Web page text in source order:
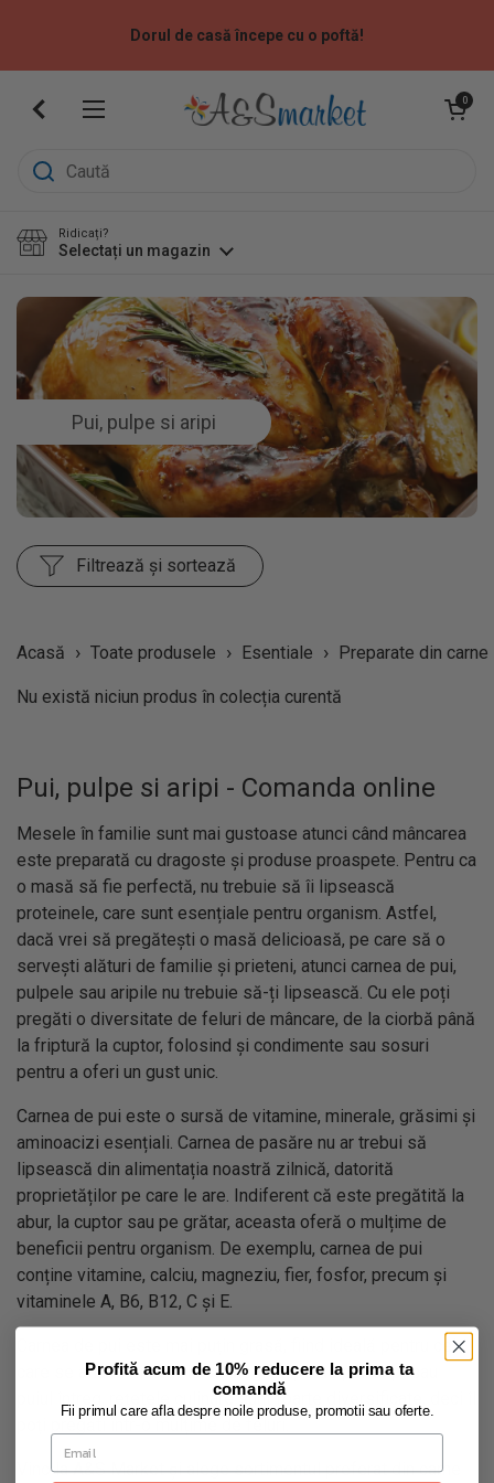
Dorul de casă începe cu o poftă!
Deschide meniu
Deschide
0
Ridicați?
Selectați un magazin
Pui, pulpe si aripi
Filtrează și sortează
Acasă › Toate produsele › Esentiale › Preparate din carne
Nu există niciun produs în colecția curentă
Pui, pulpe si aripi - Comanda online
Mesele în familie sunt mai gustoase atunci când mâncarea
este preparată cu dragoste și produse proaspete. Pentru ca
o masă să fie perfectă, nu trebuie să îi lipsească
proteinele, care sunt esențiale pentru organism. Astfel,
dacă vrei să pregătești o masă delicioasă, pe care să o
servești alături de familie și prieteni, atunci carnea de pui,
pulpele sau aripile nu trebuie să-ți lipsească. Cu ele poți
pregăti o diversitate de feluri de mâncare, de la ciorbă până
la friptură la cuptor, folosind și condimente sau sosuri
pentru a oferi un gust unic.
Carnea de pui este o sursă de vitamine, minerale, grăsimi și
aminoacizi esențiali. Carnea de pasăre nu ar trebui să
lipsească din alimentația noastră zilnică, datorită
proprietăților pe care le are. Indiferent că este pregătită la
abur, la cuptor sau pe grătar, aceasta oferă o mulțime de
beneficii pentru organism. De exemplu, carnea de pui
conține vitamine, calciu, magneziu, fier, fosfor, precum și
vitaminele A, B6, B12, C și E.
Carnea de pui este mai puțin grasă, fiind ideală pentru cei
care se află la dietă. Fie că alegi pulpe de pui, aripi sau
puiul întreg, rețetele culinare sunt foarte diversificate, deci îl
poți pregăti într-o mulțime de feluri.
Vino la A&S Market și alege sortimentul preferat din carne
Profită acum de 10% reducere la prima ta
comandă
Fii primul care afla despre noile produse, promotii sau oferte.